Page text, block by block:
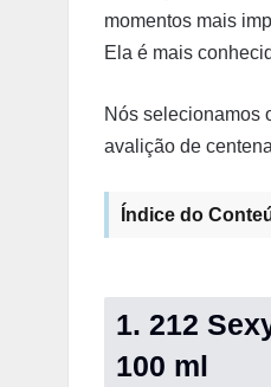
momentos mais
Ela é mais
Nós selecionamos
avalição de
Índice do
1. 212
100 ml